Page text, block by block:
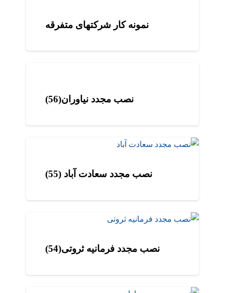
نمونه کار شرکتهای متفرقه
نصب مجدد نیاوران(56)
نصب مجدد سعادت آباد (55)
نصب مجدد فرمانیه ثروتی(54)